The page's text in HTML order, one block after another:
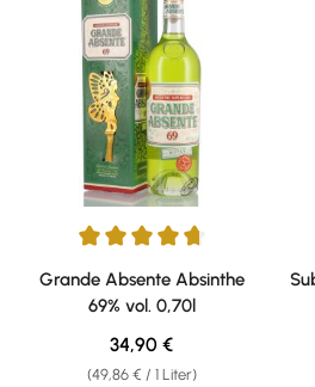
Durchschnittliche Bewertung von
Grande Absente Absinthe
69% vol. 0,70l
(49,86 € / 1 Liter)
Regulärer Preis:
34,90 €